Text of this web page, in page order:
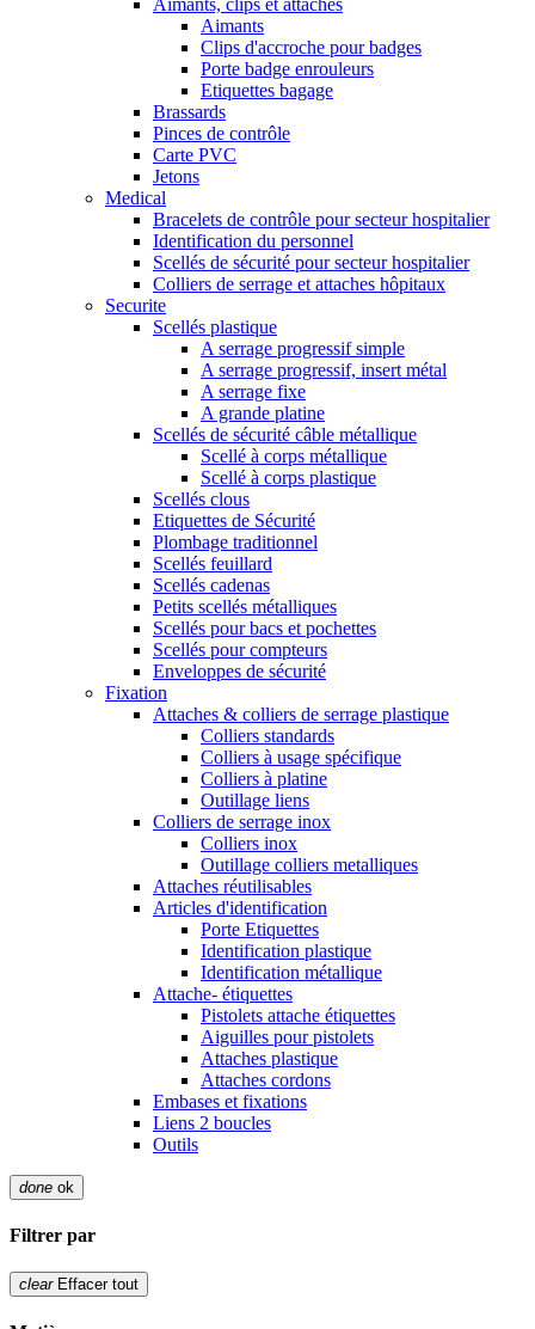
Aimants
Clips d'accroche pour badges
Porte badge enrouleurs
Etiquettes bagage
Brassards
Pinces de contrôle
Carte PVC
Jetons
Medical
Bracelets de contrôle pour secteur hospitalier
Identification du personnel
Scellés de sécurité pour secteur hospitalier
Colliers de serrage et attaches hôpitaux
Securite
Scellés plastique
A serrage progressif simple
A serrage progressif, insert métal
A serrage fixe
A grande platine
Scellés de sécurité câble métallique
Scellé à corps métallique
Scellé à corps plastique
Scellés clous
Etiquettes de Sécurité
Plombage traditionnel
Scellés feuillard
Scellés cadenas
Petits scellés métalliques
Scellés pour bacs et pochettes
Scellés pour compteurs
Enveloppes de sécurité
Fixation
Attaches & colliers de serrage plastique
Colliers standards
Colliers à usage spécifique
Colliers à platine
Outillage liens
Colliers de serrage inox
Colliers inox
Outillage colliers metalliques
Attaches réutilisables
Articles d'identification
Porte Etiquettes
Identification plastique
Identification métallique
Attache- étiquettes
Pistolets attache étiquettes
Aiguilles pour pistolets
Attaches plastique
Attaches cordons
Embases et fixations
Liens 2 boucles
Outils
done ok
Filtrer par
clear Effacer tout